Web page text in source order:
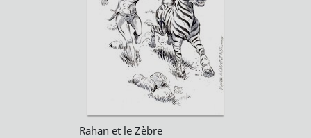
Rahan et le Zèbre